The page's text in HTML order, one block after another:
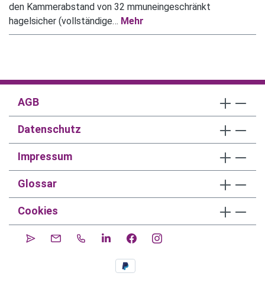
den Kammerabstand von 32 mmuneingeschränkt
hagelsicher (vollständige… Mehr
AGB
Datenschutz
Impressum
Glossar
Cookies